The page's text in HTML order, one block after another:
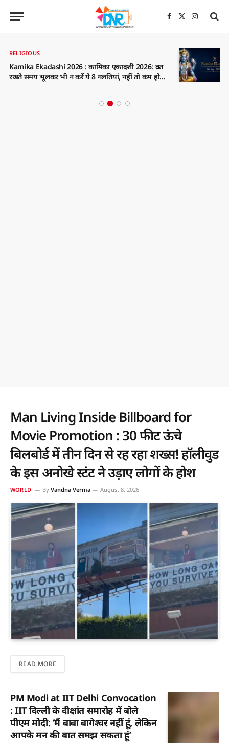
Facebook
X
RELIGIOUS
Kamika Ekadashi 2026 : कामिका एकादशी 2026: व्रत
रखते समय भूलकर भी न करें ये 8 गलतियां, नहीं तो कम हो
Man Living Inside Billboard for
Movie Promotion : 30 फीट ऊंचे
बिलबोर्ड में तीन दिन से रह रहा शख्स! हॉलीवुड
के इस अनोखे स्टंट ने उड़ाए लोगों के होश
WORLD By Vandna Verma August 8, 2026
READ MORE
PM Modi at IIT Delhi Convocation
: IIT दिल्ली के दीक्षांत समारोह में बोले
पीएम मोदी: ‘मैं बाबा बागेश्वर नहीं हूं, लेकिन
आपके मन की बात समझ सकता हूं’